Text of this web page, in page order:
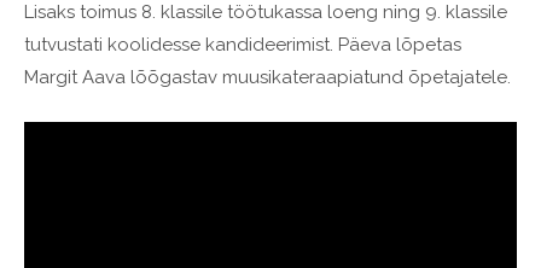
Lisaks toimus 8. klassile töötukassa loeng ning 9. klassile
tutvustati koolidesse kandideerimist. Päeva lõpetas
Margit Aava lõõgastav muusikateraapiatund õpetajatele.